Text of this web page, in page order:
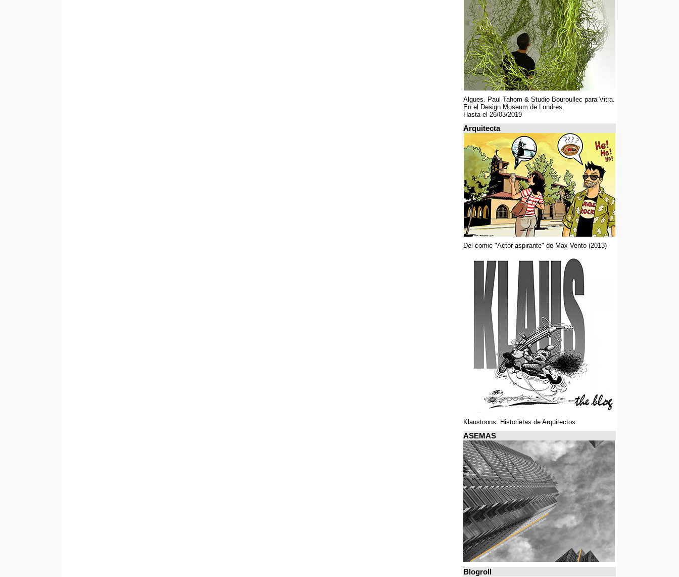
Algues. Paul Tahom & Studio Bouroullec para Vitra.
En el Design Museum de Londres.
Hasta el 26/03/2019
Arquitecta
Del comic "Actor aspirante" de Max Vento (2013)
Klaustoons. Historietas de Arquitectos
ASEMAS
Blogroll